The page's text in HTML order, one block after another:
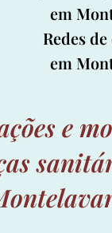
em
Redes
em
e